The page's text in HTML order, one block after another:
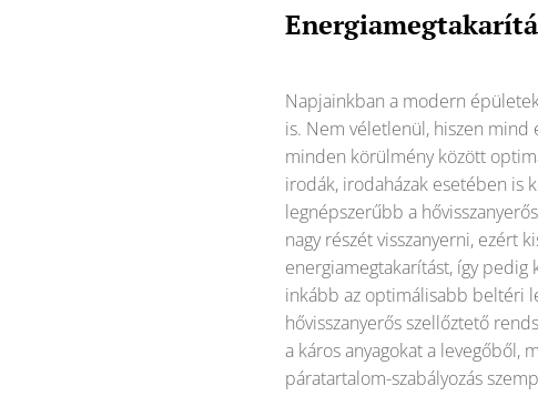
Napjainkban a modern
is. Nem véletlenül, hiszen mind
minden körülmény között
irodák, irodaházak esetében is
legnépszerűbb a
nagy részét visszanyerni, ezért
energiamegtakarítást, így
inkább az optimálisabb beltéri
hővisszanyerős szellőztető
a káros anyagokat a levegőből,
páratartalom-szabályozás